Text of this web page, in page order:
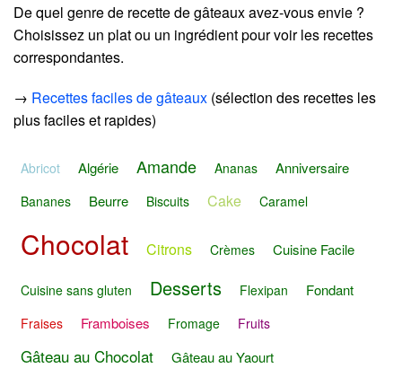
De quel genre de recette de gâteaux avez-vous envie ?
Choisissez un plat ou un ingrédient pour voir les recettes
correspondantes.
→ Recettes faciles de gâteaux (sélection des recettes les
plus faciles et rapides)
Abricot Algérie Amande Ananas Anniversaire
Bananes Beurre Biscuits Cake Caramel
Chocolat Citrons Crèmes Cuisine Facile
Cuisine sans gluten Desserts Flexipan Fondant
Fraises Framboises Fromage Fruits
Gâteau au Chocolat
Gâteau au Yaourt